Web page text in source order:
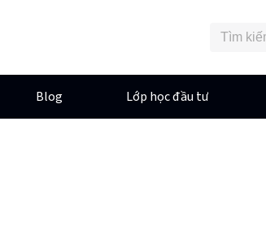
Blog Lớp học đầu tư